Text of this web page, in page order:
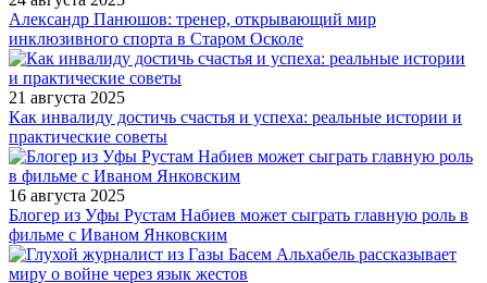
Александр Панюшов: тренер, открывающий мир
инклюзивного спорта в Старом Осколе
21 августа 2025
Как инвалиду достичь счастья и успеха: реальные истории и
практические советы
16 августа 2025
Блогер из Уфы Рустам Набиев может сыграть главную роль в
фильме с Иваном Янковским